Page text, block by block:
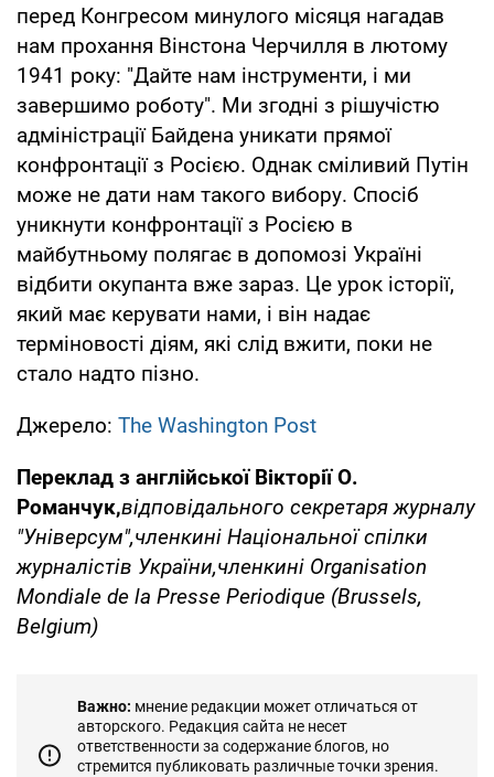
перед Конгресом минулого місяця нагадав
нам прохання Вінстона Черчилля в лютому
1941 року: "Дайте нам інструменти, і ми
завершимо роботу". Ми згодні з рішучістю
адміністрації Байдена уникати прямої
конфронтації з Росією. Однак сміливий Путін
може не дати нам такого вибору. Спосіб
уникнути конфронтації з Росією в
майбутньому полягає в допомозі Україні
відбити окупанта вже зараз. Це урок історії,
який має керувати нами, і він надає
терміновості діям, які слід вжити, поки не
стало надто пізно.
Джерело: The Washington Post
Переклад з англійської Вікторії О.
Романчук,відповідального секретаря журналу
"Універсум",членкині Національної спілки
журналістів України,членкині Organisation
Mondiale de la Presse Periodique (Brussels,
Belgium)
Важно: мнение редакции может отличаться от
авторского. Редакция сайта не несет
ответственности за содержание блогов, но
стремится публиковать различные точки зрения.